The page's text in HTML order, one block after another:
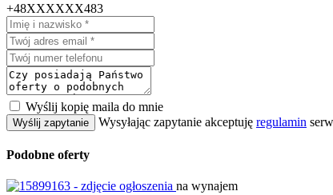
+48XXXXXX483
Wyślij kopię maila do mnie
Wyślij zapytanie Wysyłając zapytanie akceptuję regulamin
Podobne oferty
na wynajem